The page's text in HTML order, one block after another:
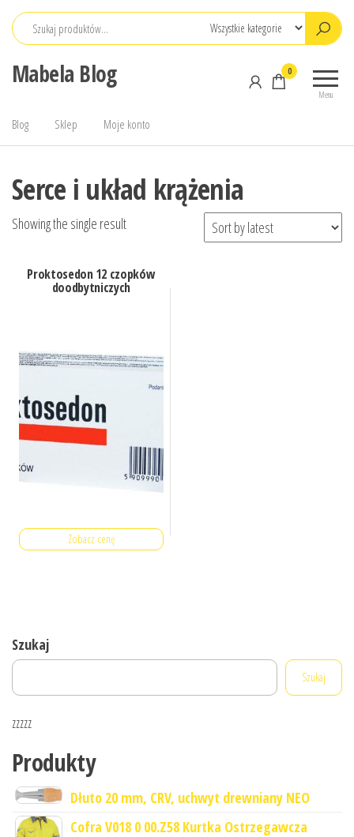
Przejdź
Mabela Blog
Menu
0
Blog Sklep Moje konto
Serce i układ krążenia
Showing the single result
Proktosedon 12 czopków
doodbytniczych
Zobacz cenę
Szukaj
Szukaj
zzzzz
Produkty
Dłuto 20 mm, CRV, uchwyt drewniany NEO
Cofra V018 0 00.Z58 Kurtka Ostrzegawcza